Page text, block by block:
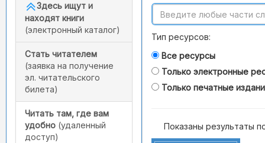
Здесь ищут и
находят книги
(электронный каталог)
Стать читателем
(заявка на получение
эл. читательского
билета)
Читать там, где вам
удобно (удаленный
доступ)
Тип ресурсов:
Все ресурсы
Только электронные
Только печатные
Показаны результаты